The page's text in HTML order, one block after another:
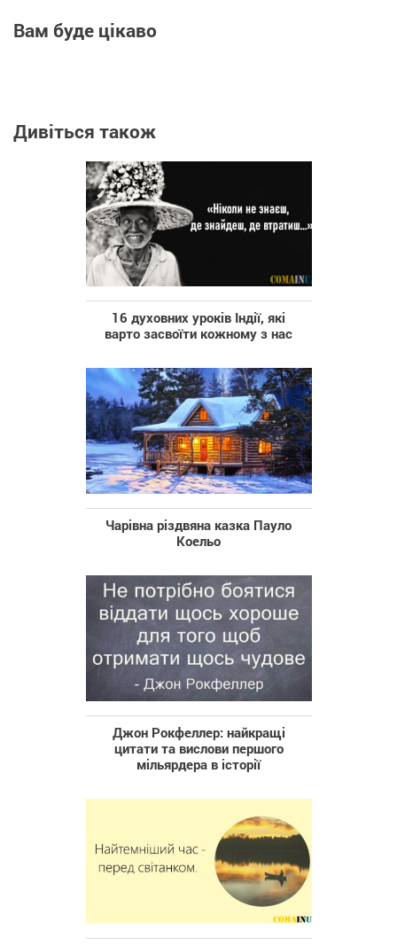
Вам буде цікаво
Дивіться також
16 духовних уроків Індії, які
варто засвоїти кожному з нас
Чарівна різдвяна казка Пауло
Коельо
Джон Рокфеллер: найкращі
цитати та вислови першого
мільярдера в історії